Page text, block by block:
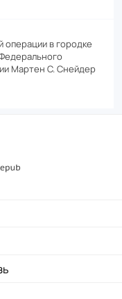
в городке
Мартен С. Снейдер